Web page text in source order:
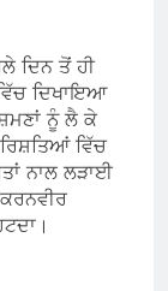
ਦਿਨ ਤੋਂ ਹੀ
ਦਿਖਾਇਆ
ਨੂੰ ਲੈ ਕੇ
ਵਿੱਚ
ਨਾਲ ਲੜਾਈ